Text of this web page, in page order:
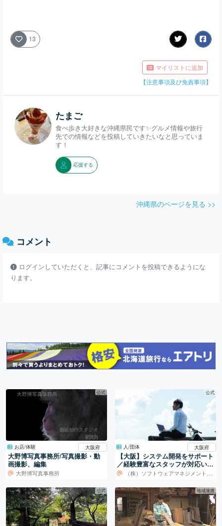
13
マイリストに追加
【注意事項及び免責事項】
たまご
食べ歩き大好きな沖縄県民です✨グルメ情報や旅行
先での情報などを投稿していきたいなと思っていま
す！
応援する
沖縄県のページを見る >>
コメント
ログインしていただくと、記事にコメントを投稿できるようにな
ります。
公式
お店/体験 大阪府
大野博写真事務所/写真撮影・動
画撮影、編集
大野博写真事務所
公式
人/団体 大阪府
【大阪】システム開発をサポート
／経験豊富なスタッフが対応いた
します！
（株）ソフトウェアマネジメントセンター
公式 地域連携